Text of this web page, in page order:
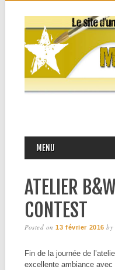
MAIN MENU
MENU
ATELIER
CONTEST
Posted on13 février 2016 by
Fin de la journée de
excellente ambiance